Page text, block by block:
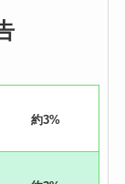
約3%